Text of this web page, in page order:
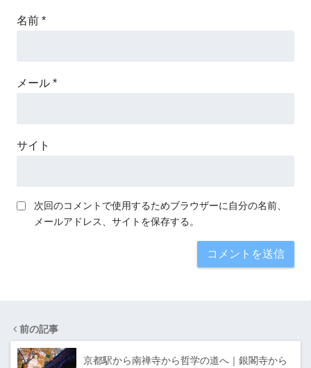
名前 *
メール *
サイト
次回のコメントで使用するためブラウザーに自分の名前、
メールアドレス、サイトを保存する。
前の記事
京都駅から南禅寺から哲学の道へ｜銀閣寺から